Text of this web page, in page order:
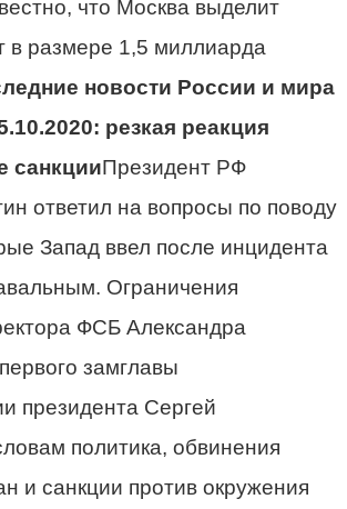
что Москва выделит
в размере 1,5 миллиарда
новости России и мира
резкая реакция
санкцииПрезидент РФ
ответил на вопросы по поводу
Запад ввел после инцидента
Ограничения
ФСБ Александра
замглавы
президента Сергей
политика, обвинения
и санкции против окружения